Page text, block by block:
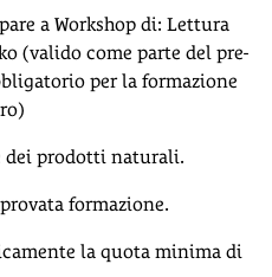
a Workshop di: Lettura
(valido come parte del pre-
per la formazione
dei prodotti naturali.
formazione.
la quota minima di